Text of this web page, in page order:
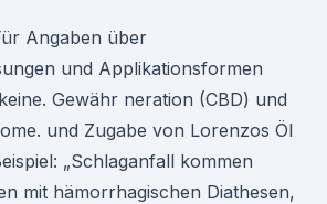
Angaben über
und Applikationsformen
Gewähr neration (CBD) und
und Zugabe von Lorenzos Öl
„Schlaganfall kommen
mit hämorrhagischen Diathesen,